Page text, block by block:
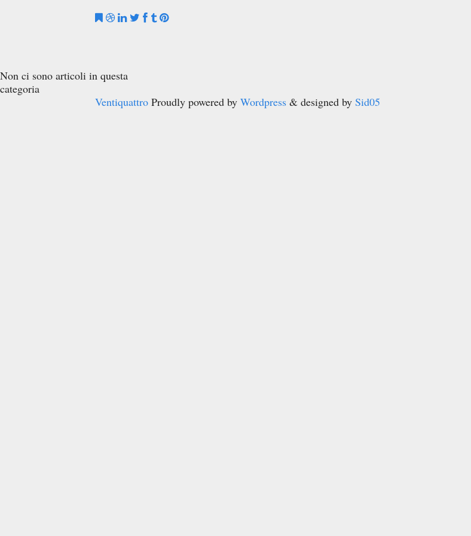
Non ci sono articoli in questa
categoria
Ventiquattro Proudly powered by Wordpress & designed by Sid05